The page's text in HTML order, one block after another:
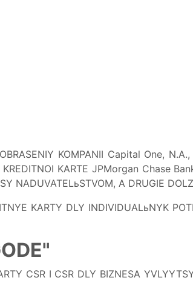
KOMPANII Capital One,
KARTE JPMorgan Chase
NADUVATELьSTVOM, A DRUGIE
KARTY DLY INDIVIDUALьNYK
CSR I CSR DLY BIZNESA